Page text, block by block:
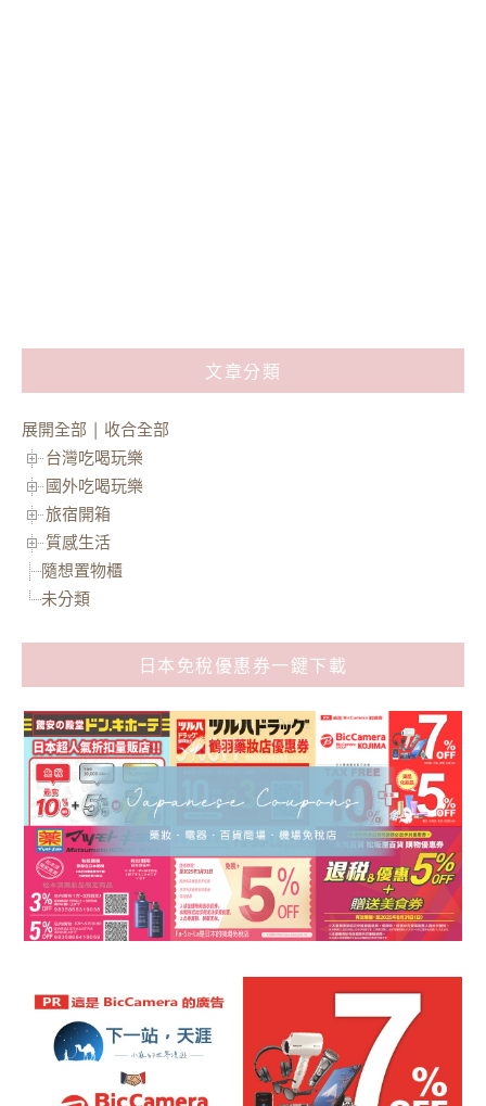
文章分類
展開全部 | 收合全部
台灣吃喝玩樂
國外吃喝玩樂
旅宿開箱
質感生活
隨想置物櫃
未分類
日本免稅優惠券一鍵下載